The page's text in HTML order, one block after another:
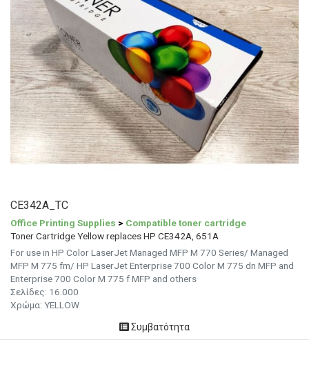
CE342A_TC
Office Printing Supplies > Compatible toner cartridge
Toner Cartridge Yellow replaces HP CE342A, 651A
For use in HP Color LaserJet Managed MFP M 770 Series/ Managed
MFP M 775 fm/ HP LaserJet Enterprise 700 Color M 775 dn MFP and
Enterprise 700 Color M 775 f MFP and others
Σελίδες: 16.000
Χρώμα: YELLOW
Συμβατότητα